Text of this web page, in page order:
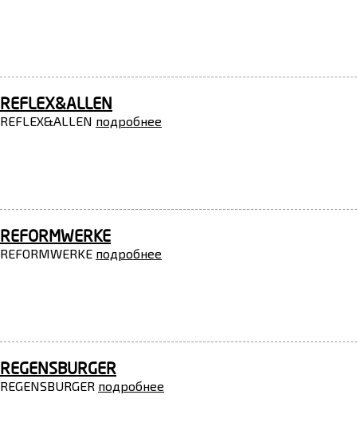
REFLEX&ALLEN
REFLEX&ALLEN подробнее
REFORMWERKE
REFORMWERKE подробнее
REGENSBURGER
REGENSBURGER подробнее